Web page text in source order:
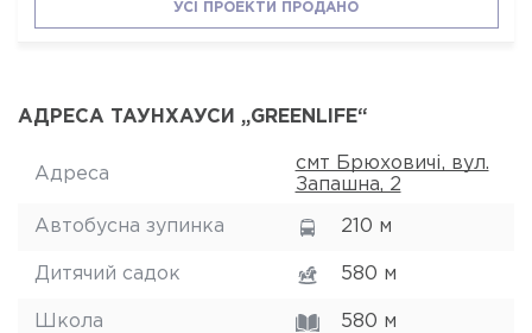
УСІ ПРОЕКТИ ПРОДАНО
АДРЕСА ТАУНХАУСИ „GREENLIFE“
Адреса
смт Брюховичі, вул.
Запашна, 2
Автобусна зупинка 210 м
Дитячий садок 580 м
Школа 580 м